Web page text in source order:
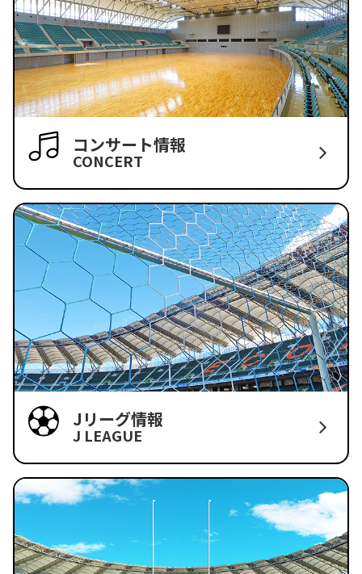
コンサート情報
CONCERT
Jリーグ情報
J LEAGUE